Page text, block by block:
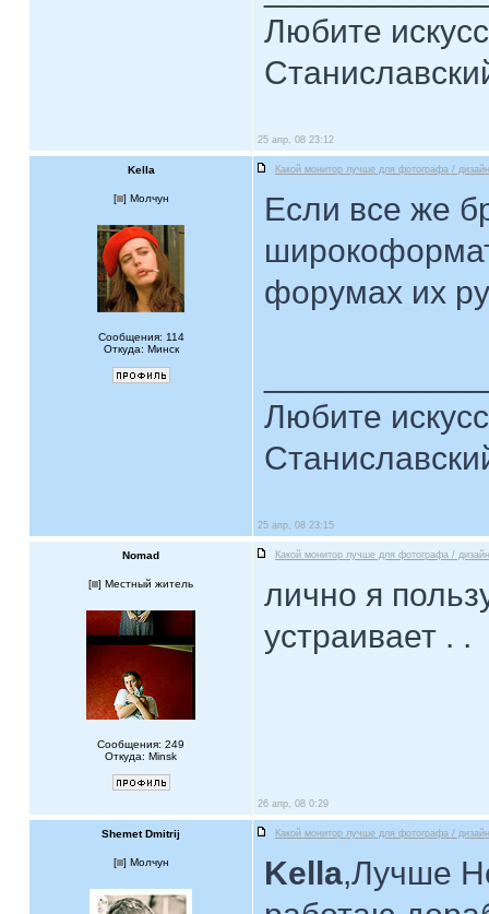
Любите
25 апр, 08 23:12
Kella Какой монитор лучше для фотографа /
[ ] Молчун
Сообщения: 114
Откуда: Минск
Если все же
форумах их
Любите
25 апр, 08 23:15
Nomad Какой монитор лучше для фотографа /
[ ] Местный житель
Сообщения: 249
Откуда: Minsk
лично я
устраивает . .
26 апр, 08 0:29
Shemet Dmitrij Какой монитор лучше для фотографа /
[ ] Молчун Kella,Лучше